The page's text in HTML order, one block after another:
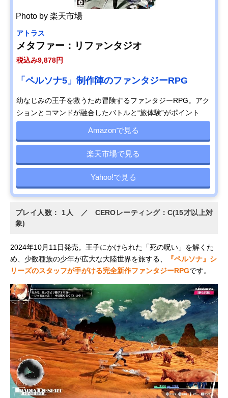
Photo by 楽天市場
アトラス
メタファー：リファンタジオ
税込み9,878円
「ペルソナ5」制作陣のファンタジーRPG
幼なじみの王子を救うため冒険するファンタジーRPG。アク
ションとコマンドが融合したバトルと“旅体験”がポイント
Amazonで見る
楽天市場で見る
Yahoo!で見る
プレイ人数： 1人 ／ CEROレーティング：C(15才以上対
象)
2024年10月11日発売。王子にかけられた「死の呪い」を解くた
め、少数種族の少年が広大な大陸世界を旅する、
『ペルソナ』シ
リーズのスタッフが手がける完全新作ファンタジーRPGです。